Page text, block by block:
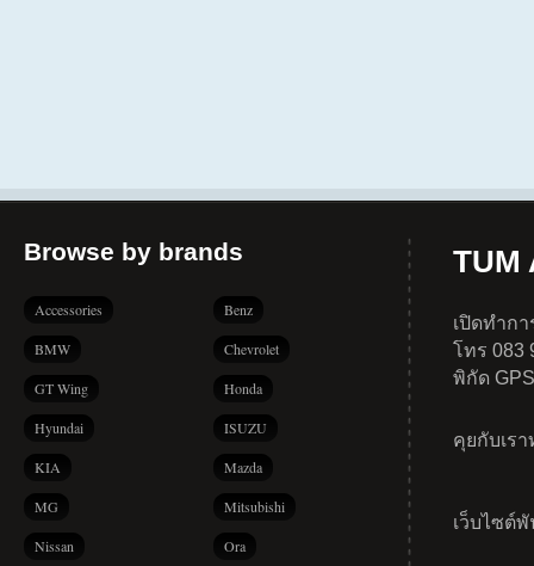
Browse by brands
Accessories Benz
BMW Chevrolet
GT Wing Honda
Hyundai ISUZU
KIA Mazda
MG Mitsubishi
Nissan Ora
TUM
เปิดทำก
โทร 083
พิกัด
คุยกับเร
เว็บไซต์